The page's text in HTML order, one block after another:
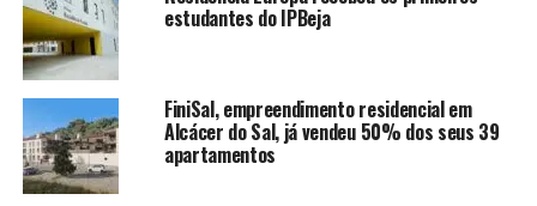
estudantes do IPBeja
FiniSal, empreendimento residencial em
Alcácer do Sal, já vendeu 50% dos seus 39
apartamentos